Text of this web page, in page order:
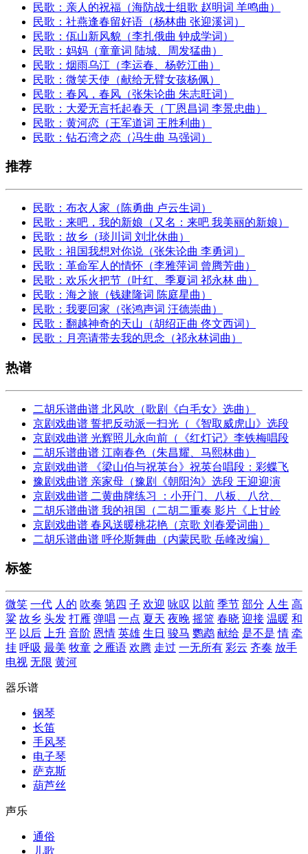
民歌：亲人的祝福（海防战士组歌 赵明词 羊鸣曲）
民歌：社燕逢春留好语（杨林曲 张迎溪词）
民歌：佤山新风貌（李扎俄曲 钟成学词）
民歌：妈妈（童童词 陆城、周发猛曲）
民歌：烟雨乌江（李运春、杨乾江曲）
民歌：微笑天使（献给无臂女孩杨佩）
民歌：春风，春风（张朱论曲 朱志旺词）
民歌：大爱无言托起春天（丁恩昌词 李景忠曲）
民歌：黄河恋（王军道词 王胜利曲）
民歌：钻石湾之恋（冯生曲 马强词）
推荐
民歌：布衣人家（陈勇曲 卢云生词）
民歌：来吧，我的新娘（又名：来吧 我美丽的新娘）
民歌：故乡（琰川词 刘北休曲）
民歌：祖国我想对你说（张朱论曲 李勇词）
民歌：革命军人的情怀（李雅萍词 曾腾芳曲）
民歌：欢乐火把节（叶红、季夏词 祁永林 曲）
民歌：海之旅（钱建隆词 陈庭星曲）
民歌：我要回家（张鸿声词 汪德崇曲）
民歌：翻越神奇的天山（胡绍正曲 佟文西词）
民歌：月亮请带去我的思念（祁永林词曲）
热谱
二胡乐谱曲谱 北风吹（歌剧《白毛女》选曲）
京剧戏曲谱 誓把反动派一扫光（《智取威虎山》选段
京剧戏曲谱 光辉照儿永向前（《红灯记》李铁梅唱段
二胡乐谱曲谱 江南春色（朱昌耀、马熙林曲）
京剧戏曲谱 《梁山伯与祝英台》祝英台唱段：彩蝶飞
豫剧戏曲谱 亲家母（豫剧《朝阳沟》选段 王迎迎演
京剧戏曲谱 二黄曲牌练习 ：小开门、八板、八岔、
二胡乐谱曲谱 我的祖国（二胡二重奏 影片《上甘岭
京剧戏曲谱 春风送暖桃花艳（京歌 刘春爱词曲）
二胡乐谱曲谱 呼伦斯舞曲（内蒙民歌 岳峰改编）
标签
微笑 一代 人的 吹奏 第四 子 欢迎 咏叹 以前 季节 部分 人生 高
粱 故乡 头发 打雁 弹唱 一点 夏天 夜晚 摇篮 春晓 迎接 温暖 和
平 以后 上升 音阶 恩情 英雄 生日 骏马 鹦鹉 献给 是不是 情 牵
挂 呼吸 最美 牧童 之雁语 欢腾 走过 一无所有 彩云 齐奏 放手
电视 无限 黄河
器乐谱
钢琴
长笛
手风琴
电子琴
萨克斯
葫芦丝
声乐
通俗
儿歌